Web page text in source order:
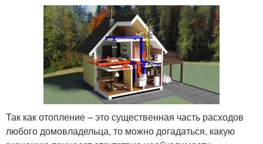
Так как отопление – это существенная часть расходов
любого домовладельца, то можно догадаться, какую